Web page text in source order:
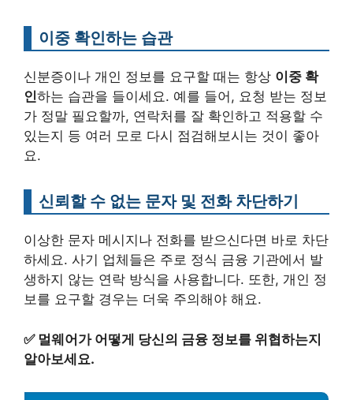
이중 확인하는 습관
신분증이나 개인 정보를 요구할 때는 항상 이중 확
인하는 습관을 들이세요. 예를 들어, 요청 받는 정보
가 정말 필요할까, 연락처를 잘 확인하고 적용할 수
있는지 등 여러 모로 다시 점검해보시는 것이 좋아
요.
신뢰할 수 없는 문자 및 전화 차단하기
이상한 문자 메시지나 전화를 받으신다면 바로 차단
하세요. 사기 업체들은 주로 정식 금융 기관에서 발
생하지 않는 연락 방식을 사용합니다. 또한, 개인 정
보를 요구할 경우는 더욱 주의해야 해요.
✅ 멀웨어가 어떻게 당신의 금융 정보를 위협하는지
알아보세요.